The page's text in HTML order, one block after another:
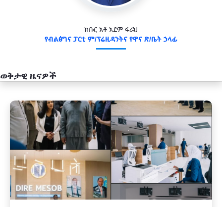
ክቡር አቶ አደም ፋራህ
የብልፅግና ፓርቲ ም/ፕሬዚዳንትና የዋና ጽ/ቤት ኃላፊ
ወቅታዊ ዜናዎች
አዲስ